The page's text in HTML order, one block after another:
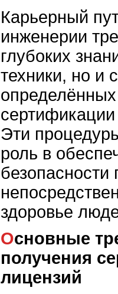
Карьерный
инженерии
глубоких
техники, но и
Эти
роль в
безопасности
здоровье
Основные требования для
получения
лицензий